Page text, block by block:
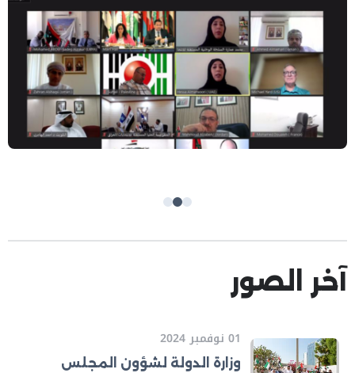
آخر الصور
01 نوفمبر 2024
وزارة الدولة لشؤون المجلس